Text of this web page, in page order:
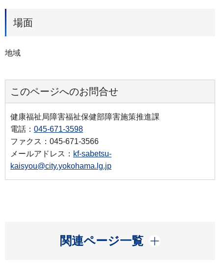
場面
地域
このページへのお問合せ
健康福祉局障害福祉保健部障害施策推進課
電話： 045-671-3598
ファクス：045-671-3566
メールアドレス： kf-sabetsu-
kaisyou@city.yokohama.lg.jp
関連ページ一覧
開く